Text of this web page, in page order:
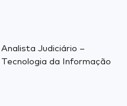
Analista Judiciário –
Tecnologia da Informação